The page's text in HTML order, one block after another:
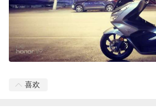
喜欢